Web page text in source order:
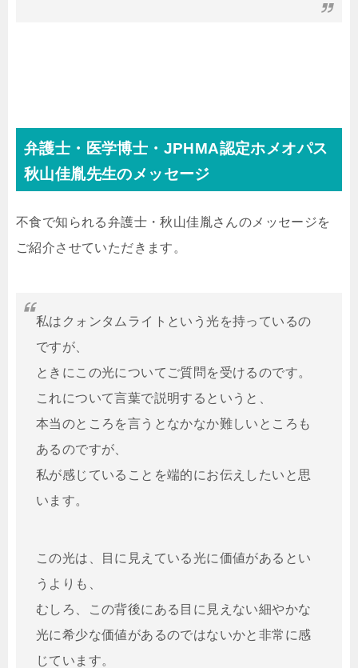
弁護士・医学博士・JPHMA認定ホメオパス
秋山佳胤先生のメッセージ
不食で知られる弁護士・秋山佳胤さんのメッセージを
ご紹介させていただきます。
私はクォンタムライトという光を持っているの
ですが、
ときにこの光についてご質問を受けるのです。
これについて言葉で説明するというと、
本当のところを言うとなかなか難しいところも
あるのですが、
私が感じていることを端的にお伝えしたいと思
います。
この光は、目に見えている光に価値があるとい
うよりも、
むしろ、この背後にある目に見えない細やかな
光に希少な価値があるのではないかと非常に感
じています。